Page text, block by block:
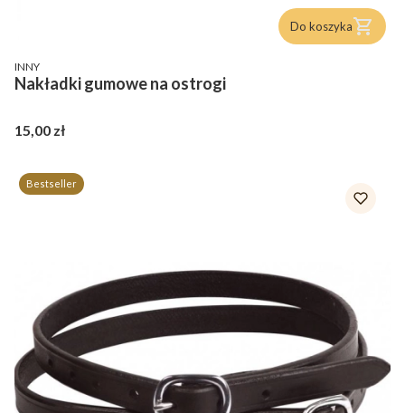
Do koszyka
PRODUCENT
INNY
Nakładki gumowe na ostrogi
Cena
15,00 zł
Bestseller